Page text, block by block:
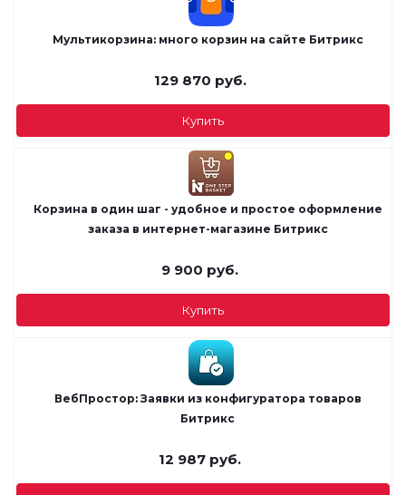
Мультикорзина: много корзин на сайте Битрикс
129 870 руб.
Купить
Корзина в один шаг - удобное и простое оформление
заказа в интернет-магазине Битрикс
9 900 руб.
Купить
ВебПростор: Заявки из конфигуратора товаров
Битрикс
12 987 руб.